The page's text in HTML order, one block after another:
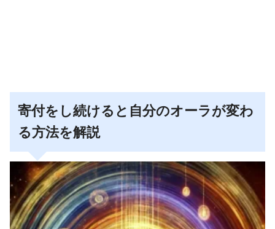
寄付をし続けると自分のオーラが変わ
る方法を解説